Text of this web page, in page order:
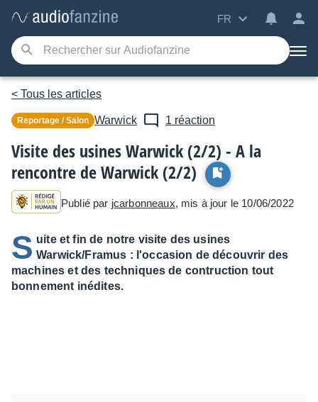
FR
< Tous les articles
Reportage / Salon Warwick 1 réaction
Visite des usines Warwick (2/2) - A la
rencontre de Warwick (2/2)
Publié par jcarbonneaux, mis à jour le 10/06/2022
S uite et fin de notre visite des usines
Warwick/Framus : l'occasion de découvrir des
machines et des techniques de contruction tout
bonnement inédites.